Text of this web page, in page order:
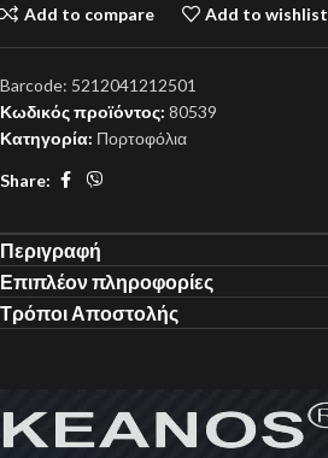
Add to compare Add to wishlist
Barcode: 5212041212501
Κωδικός προϊόντος: 80539
Κατηγορία: Πορτοφόλια
Share:
Περιγραφή
Επιπλέον πληροφορίες
Τρόποι Αποστολής